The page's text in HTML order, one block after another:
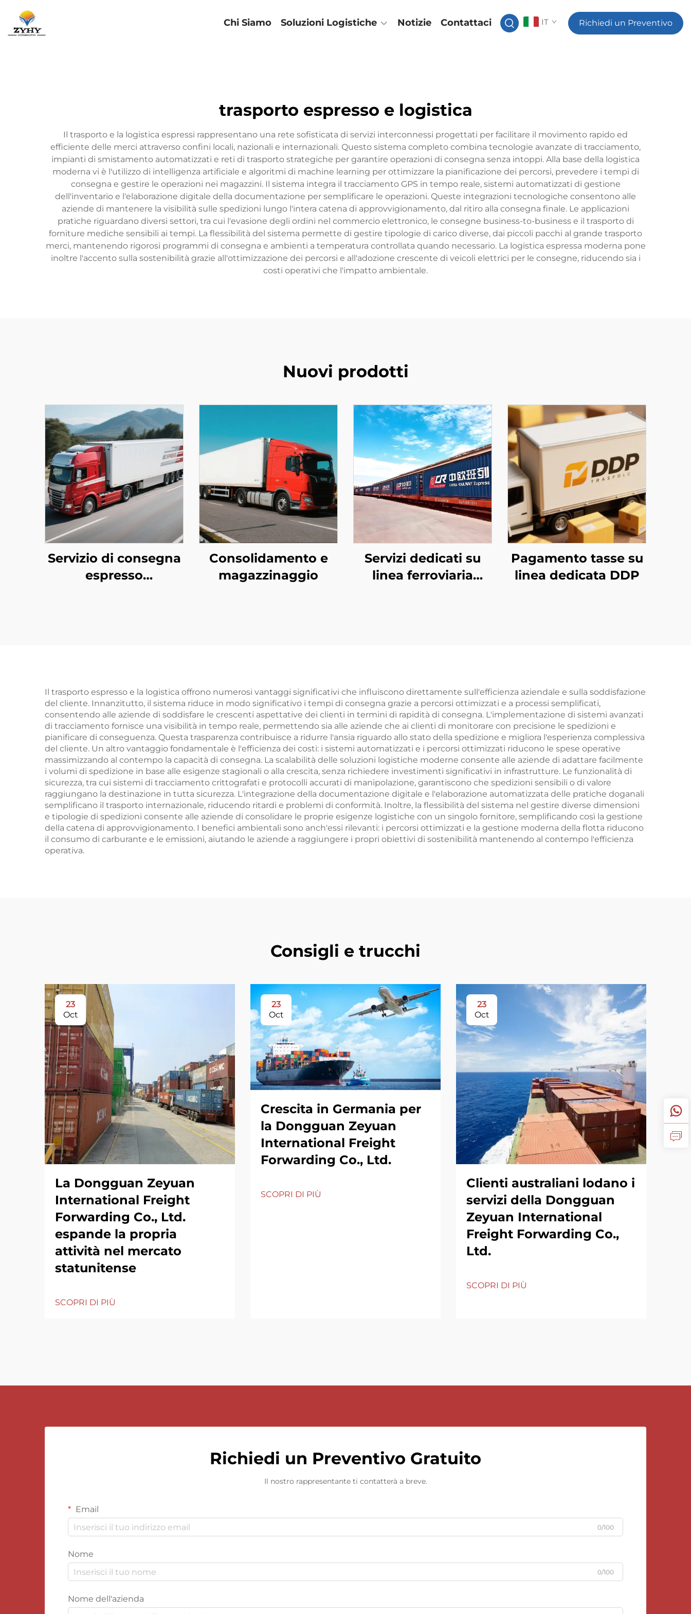
Chi Siamo Soluzioni Logistiche Notizie Contattaci IT Richiedi un Preventivo
trasporto espresso e logistica
Il trasporto e la logistica espressi rappresentano una rete sofisticata di servizi interconnessi progettati per facilitare il movimento rapido ed
efficiente delle merci attraverso confini locali, nazionali e internazionali. Questo sistema completo combina tecnologie avanzate di tracciamento,
impianti di smistamento automatizzati e reti di trasporto strategiche per garantire operazioni di consegna senza intoppi. Alla base della logistica
moderna vi è l'utilizzo di intelligenza artificiale e algoritmi di machine learning per ottimizzare la pianificazione dei percorsi, prevedere i tempi di
consegna e gestire le operazioni nei magazzini. Il sistema integra il tracciamento GPS in tempo reale, sistemi automatizzati di gestione
dell'inventario e l'elaborazione digitale della documentazione per semplificare le operazioni. Queste integrazioni tecnologiche consentono alle
aziende di mantenere la visibilità sulle spedizioni lungo l'intera catena di approvvigionamento, dal ritiro alla consegna finale. Le applicazioni
pratiche riguardano diversi settori, tra cui l'evasione degli ordini nel commercio elettronico, le consegne business-to-business e il trasporto di
forniture mediche sensibili ai tempi. La flessibilità del sistema permette di gestire tipologie di carico diverse, dai piccoli pacchi al grande trasporto
merci, mantenendo rigorosi programmi di consegna e ambienti a temperatura controllata quando necessario. La logistica espressa moderna pone
inoltre l'accento sulla sostenibilità grazie all'ottimizzazione dei percorsi e all'adozione crescente di veicoli elettrici per le consegne, riducendo sia i
costi operativi che l'impatto ambientale.
Nuovi prodotti
Servizio di consegna
espresso
Consolidamento e
magazzinaggio
Servizi dedicati su
linea ferroviaria
Pagamento tasse su
linea dedicata DDP
Il trasporto espresso e la logistica offrono numerosi vantaggi significativi che influiscono direttamente sull'efficienza aziendale e sulla soddisfazione
del cliente. Innanzitutto, il sistema riduce in modo significativo i tempi di consegna grazie a percorsi ottimizzati e a processi semplificati,
consentendo alle aziende di soddisfare le crescenti aspettative dei clienti in termini di rapidità di consegna. L'implementazione di sistemi avanzati
di tracciamento fornisce una visibilità in tempo reale, permettendo sia alle aziende che ai clienti di monitorare con precisione le spedizioni e
pianificare di conseguenza. Questa trasparenza contribuisce a ridurre l'ansia riguardo allo stato della spedizione e migliora l'esperienza complessiva
del cliente. Un altro vantaggio fondamentale è l'efficienza dei costi: i sistemi automatizzati e i percorsi ottimizzati riducono le spese operative
massimizzando al contempo la capacità di consegna. La scalabilità delle soluzioni logistiche moderne consente alle aziende di adattare facilmente
i volumi di spedizione in base alle esigenze stagionali o alla crescita, senza richiedere investimenti significativi in infrastrutture. Le funzionalità di
sicurezza, tra cui sistemi di tracciamento crittografati e protocolli accurati di manipolazione, garantiscono che spedizioni sensibili o di valore
raggiungano la destinazione in tutta sicurezza. L'integrazione della documentazione digitale e l'elaborazione automatizzata delle pratiche doganali
semplificano il trasporto internazionale, riducendo ritardi e problemi di conformità. Inoltre, la flessibilità del sistema nel gestire diverse dimensioni
e tipologie di spedizioni consente alle aziende di consolidare le proprie esigenze logistiche con un singolo fornitore, semplificando così la gestione
della catena di approvvigionamento. I benefici ambientali sono anch'essi rilevanti: i percorsi ottimizzati e la gestione moderna della flotta riducono
il consumo di carburante e le emissioni, aiutando le aziende a raggiungere i propri obiettivi di sostenibilità mantenendo al contempo l'efficienza
operativa.
Consigli e trucchi
23
Oct
La Dongguan Zeyuan
International Freight
Forwarding Co., Ltd.
espande la propria
attività nel mercato
statunitense
SCOPRI DI PIÙ
23
Oct
Crescita in Germania per
la Dongguan Zeyuan
International Freight
Forwarding Co., Ltd.
SCOPRI DI PIÙ
23
Oct
Clienti australiani lodano i
servizi della Dongguan
Zeyuan International
Freight Forwarding Co.,
Ltd.
SCOPRI DI PIÙ
Richiedi un Preventivo Gratuito
Il nostro rappresentante ti contatterà a breve.
Email
0/100
Nome
0/100
Nome dell'azienda